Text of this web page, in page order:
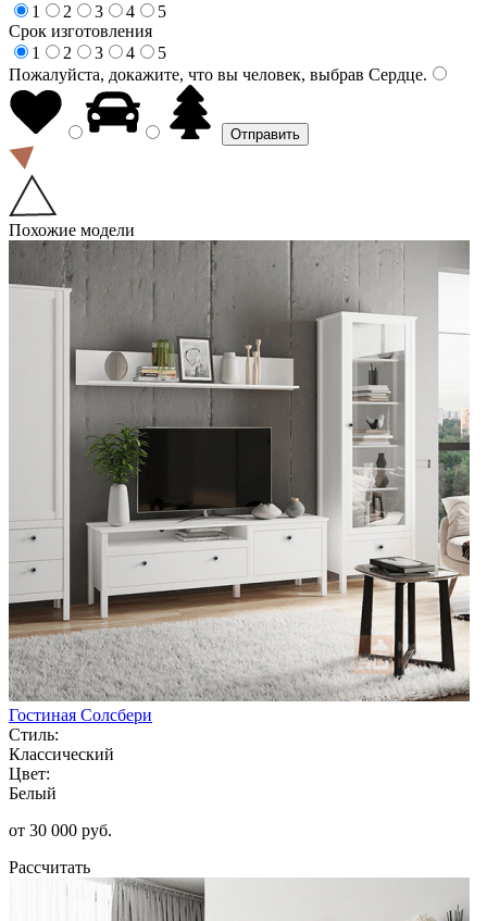
1
2 3 4
5
Срок изготовления
1
2 3 4
5
Пожалуйста, докажите, что вы человек, выбрав Сердце.
Похожие модели
Гостиная Солсбери
Стиль:
Классический
Цвет:
Белый
от 30 000 руб.
Рассчитать